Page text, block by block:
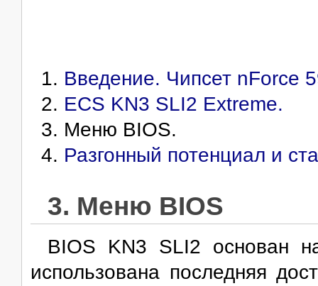
Введение. Чипсет nForce
ECS KN3 SLI2 Extreme.
Меню BIOS.
Разгонный потенциал и
3. Меню BIOS
BIOS KN3 SLI2 основан
использована последняя